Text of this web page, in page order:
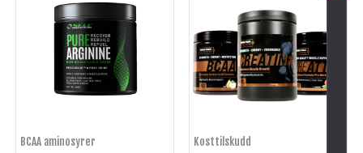
BCAA aminosyrer Kosttilskudd
var:
kr 897.
er:
kr 699.